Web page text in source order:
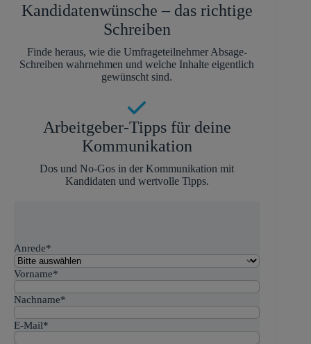
Kandidatenwünsche – das richtige
Schreiben
Finde heraus, wie die Umfrageteilnehmer Absage-
Schreiben wahrnehmen und welche Inhalte eigentlich
gewünscht sind.
Arbeitgeber-Tipps für deine
Kommunikation
Dos und No-Gos in der Kommunikation mit
Kandidaten und wertvolle Tipps.
Anrede*
Vorname*
Nachname*
E-Mail*